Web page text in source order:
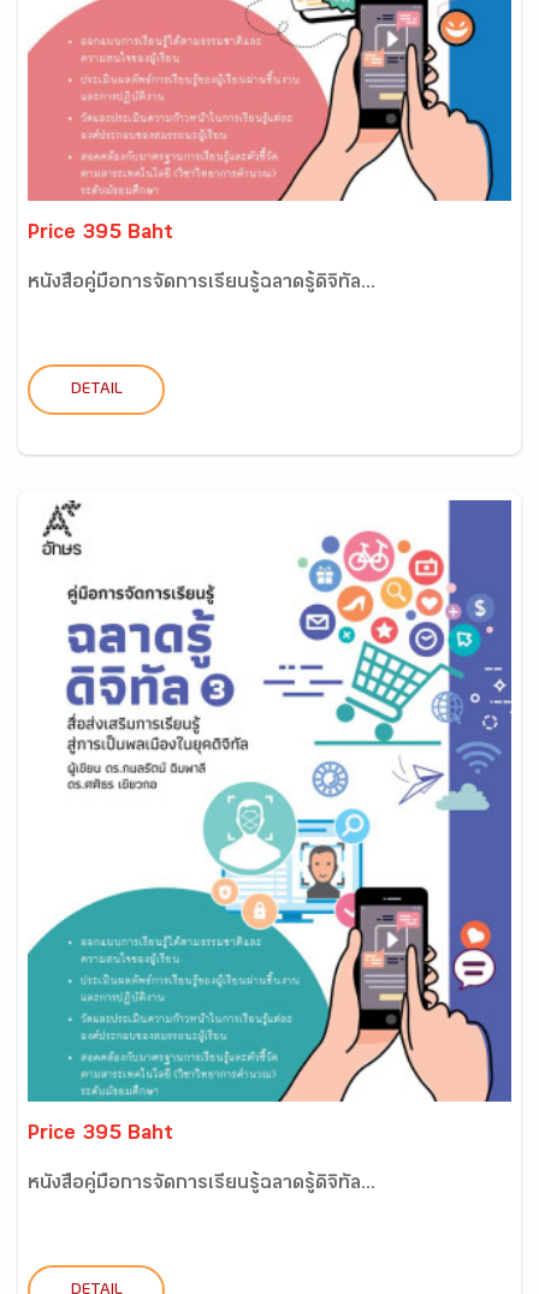
Price 395 Baht
หนังสือคู่มือการจัดการเรียนรู้ฉลาดรู้ดิจิทัล...
DETAIL
Price 395 Baht
หนังสือคู่มือการจัดการเรียนรู้ฉลาดรู้ดิจิทัล...